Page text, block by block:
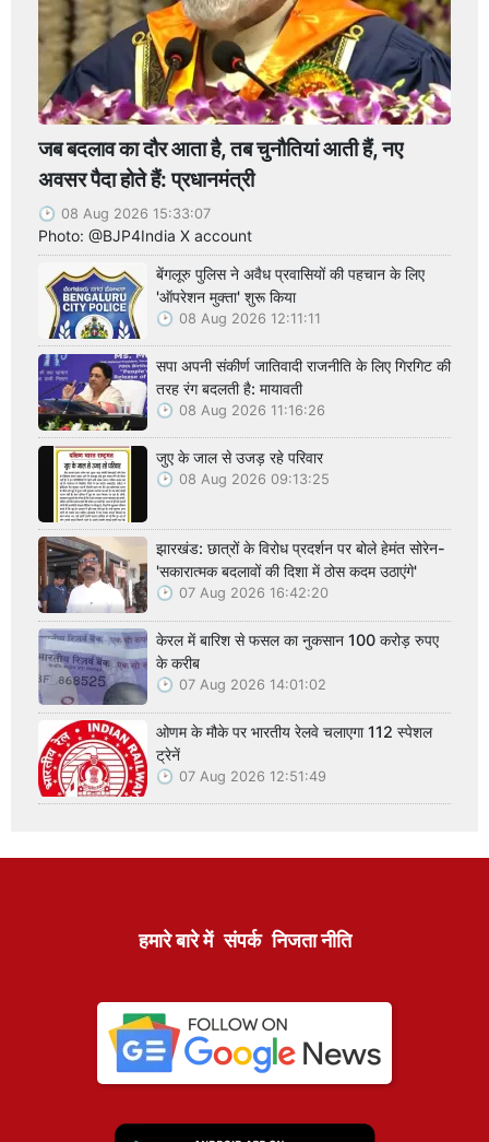
जब बदलाव का दौर आता है, तब चुनौतियां आती हैं, नए
अवसर पैदा होते हैं: प्रधानमंत्री
08 Aug 2026 15:33:07
Photo: @BJP4India X account
बेंगलूरु पुलिस ने अवैध प्रवासियों की पहचान के लिए
'ऑपरेशन मुक्ता' शुरू किया
08 Aug 2026 12:11:11
सपा अपनी संकीर्ण जातिवादी राजनीति के लिए गिरगिट की
तरह रंग बदलती है: मायावती
08 Aug 2026 11:16:26
जुए के जाल से उजड़ रहे परिवार
08 Aug 2026 09:13:25
झारखंड: छात्रों के विरोध प्रदर्शन पर बोले हेमंत सोरेन-
'सकारात्मक बदलावों की दिशा में ठोस कदम उठाएंगे'
07 Aug 2026 16:42:20
केरल में बारिश से फसल का नुकसान 100 करोड़ रुपए
के करीब
07 Aug 2026 14:01:02
ओणम के मौके पर भारतीय रेलवे चलाएगा 112 स्पेशल
ट्रेनें
07 Aug 2026 12:51:49
हमारे बारे में संपर्क निजता नीति